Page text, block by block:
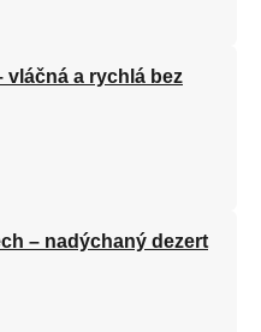
vláčná a rychlá bez
– nadýchaný dezert